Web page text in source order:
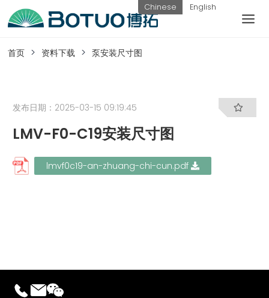
工作日热线
电话：
0576-
提交询
价
联系我
们
首页 资料下载 泵安装尺寸图
发布日期：2025-03-15 09:19:45
LMV-F0-C19安装尺寸图
lmvf0c19-an-zhuang-chi-cun.pdf
Chinese English